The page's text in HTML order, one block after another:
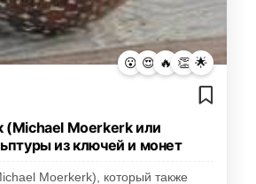
😮 😍 🔥 👏 🌟
Moerkerk или
из ключей и монет
Moerkerk), который также